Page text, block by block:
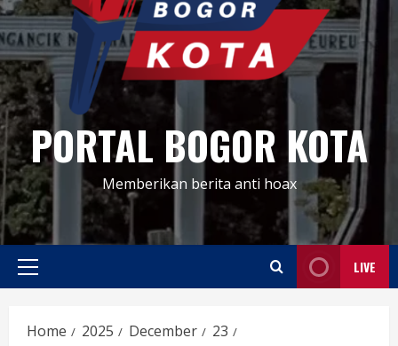
PORTAL BOGOR KOTA
Memberikan berita anti hoax
Primary
LIVE
Home 2025 December
23